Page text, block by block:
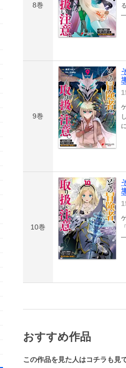
8巻
9巻
10巻
おすすめ作品
この作品を見た人はコチラも見